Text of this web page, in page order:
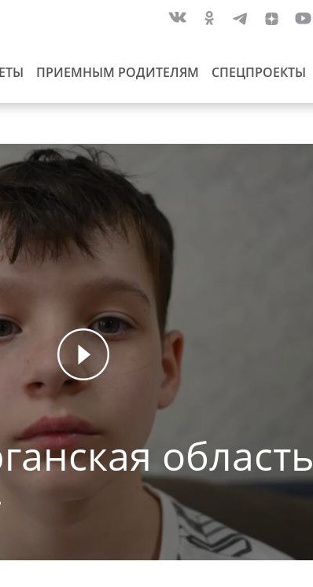
ПРИЕМНЫМ РОДИТЕЛЯМ СПЕЦПРОЕКТЫ
область